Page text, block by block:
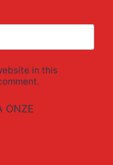
in this
ONZE